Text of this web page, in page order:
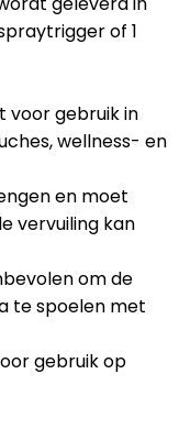
of 1
voor gebruik in
wellness- en
en moet
vervuiling kan
om de
te spoelen met
gebruik op